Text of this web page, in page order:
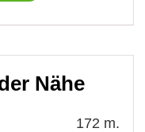
Nähe
172 m.